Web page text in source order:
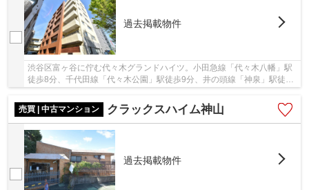
過去掲載物件
渋谷区富ヶ谷に佇む代々木グランドハイツ。小田急線「代々木八幡」駅
徒歩8分、千代田線「代々木公園」駅徒歩9分、井の頭線「神泉」駅徒歩
売買 | 中古マンション
クラックスハイム神山
過去掲載物件